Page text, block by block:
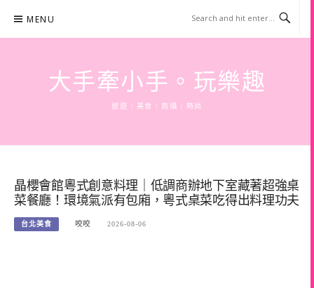
content
MENU
大手牽小手。玩樂趣
旅遊 | 美食 | 商攝 | 時尚
晶櫻會館粵式創意料理｜低調商辦地下室藏著超強桌
菜餐廳！環境氣派有包廂，粵式桌菜吃得出料理功夫
台北美食 咬咬 2026-08-06